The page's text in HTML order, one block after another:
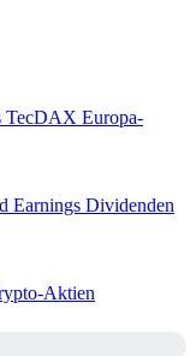
TecDAX Europa-
Earnings Dividenden
Aktien